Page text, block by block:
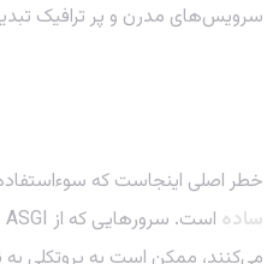
سرویس‌های مدرن و پر ترافیک
خطر اصلی اینجاست که سوءاستفاده
ساده